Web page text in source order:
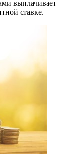
выплачивает
ставке.